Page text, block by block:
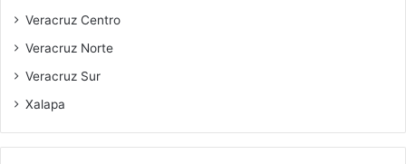
Veracruz Centro
Veracruz Norte
Veracruz Sur
Xalapa